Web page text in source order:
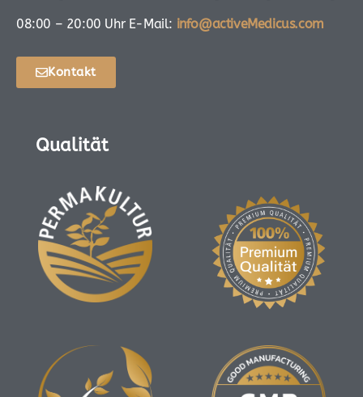
08:00 – 20:00 Uhr E-Mail: info@activeMedicus.com
Kontakt
Qualität